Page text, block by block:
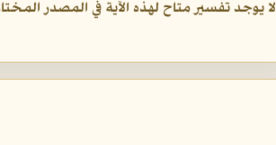
لا يوجد تفسير متاح لهذه الآية في المصدر